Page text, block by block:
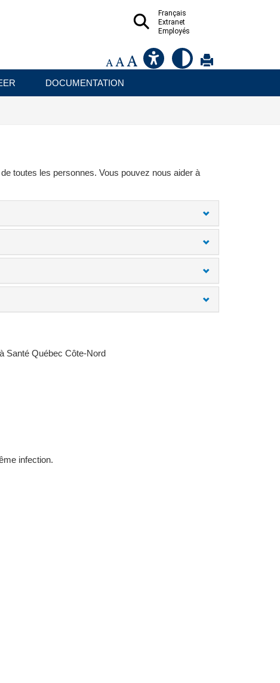
Français
Extranet
Employés
DOCUMENTATION
toutes les personnes. Vous pouvez nous aider à
Santé Québec Côte-Nord
infection.